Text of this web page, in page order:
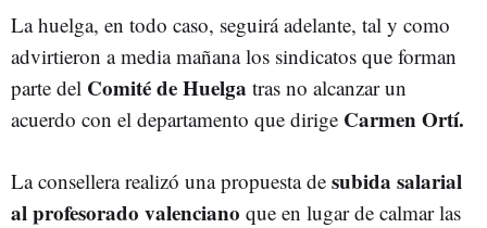
La huelga, en todo caso, seguirá adelante, tal y como
advirtieron a media mañana los sindicatos que forman
parte del Comité de Huelga tras no alcanzar un
acuerdo con el departamento que dirige Carmen Ortí.
La consellera realizó una propuesta de subida salarial
al profesorado valenciano que en lugar de calmar las